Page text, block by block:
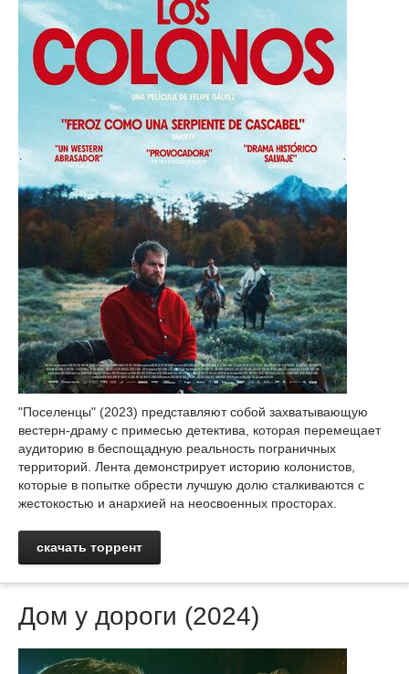
"Поселенцы" (2023) представляют собой захватывающую
вестерн-драму с примесью детектива, которая перемещает
аудиторию в беспощадную реальность пограничных
территорий. Лента демонстрирует историю колонистов,
которые в попытке обрести лучшую долю сталкиваются с
жестокостью и анархией на неосвоенных просторах.
скачать торрент
Дом у дороги (2024)